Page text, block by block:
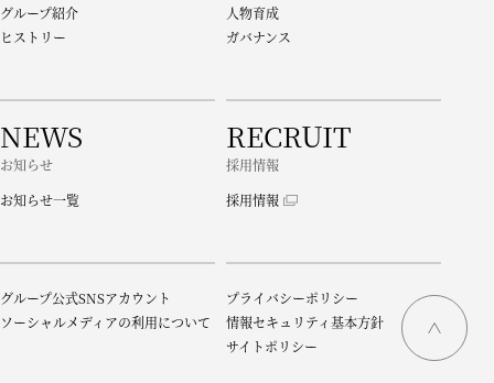
グループ紹介
ヒストリー
人物育成
ガバナンス
NEWS
お知らせ
お知らせ一覧
RECRUIT
採用情報
採用情報
グループ公式SNSアカウント
ソーシャルメディアの利用について
プライバシーポリシー
情報セキュリティ基本方針
サイトポリシー